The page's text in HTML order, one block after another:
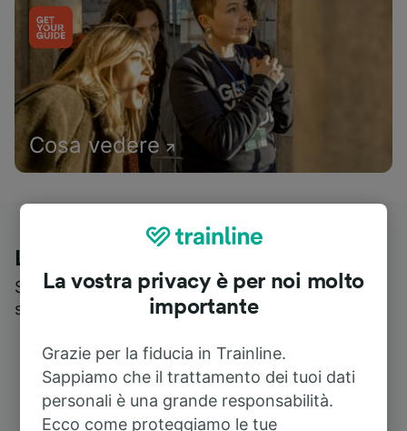
Cosa vedere
Le recensioni dei nostri viaggiatori
Scopri cosa pensa realmente chi utilizza i nostri
servizi
La vostra privacy è per noi molto
importante
Grazie per la fiducia in Trainline.
Sappiamo che il trattamento dei tuoi dati
personali è una grande responsabilità.
Ecco come proteggiamo le tue